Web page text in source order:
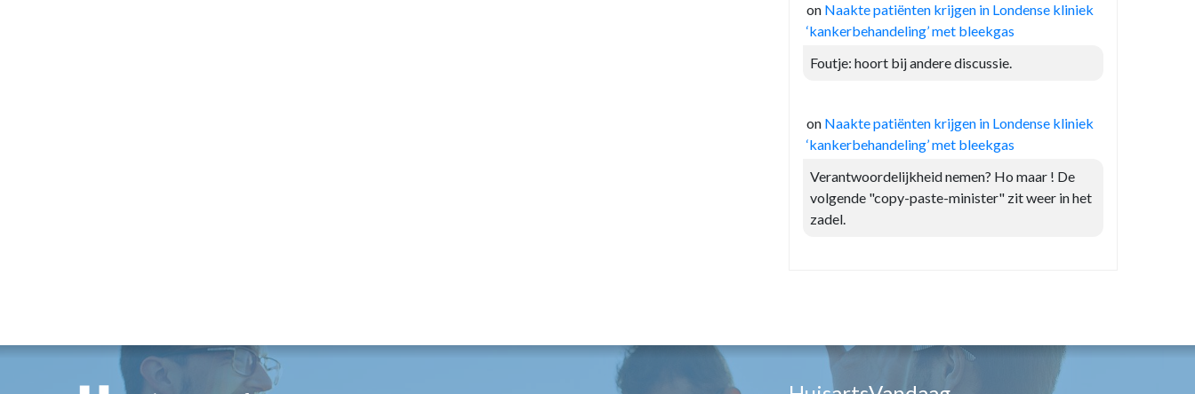
on Naakte patiënten krijgen in Londense kliniek
‘kankerbehandeling’ met bleekgas
Foutje: hoort bij andere discussie.
on Naakte patiënten krijgen in Londense kliniek
‘kankerbehandeling’ met bleekgas
Verantwoordelijkheid nemen? Ho maar ! De
volgende "copy-paste-minister" zit weer in het
zadel.